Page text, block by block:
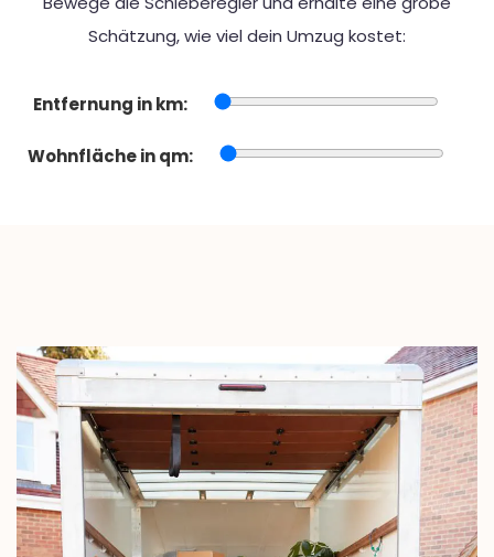
Schätzung, wie viel dein Umzug kostet:
Entfernung in km:
Wohnfläche in qm: